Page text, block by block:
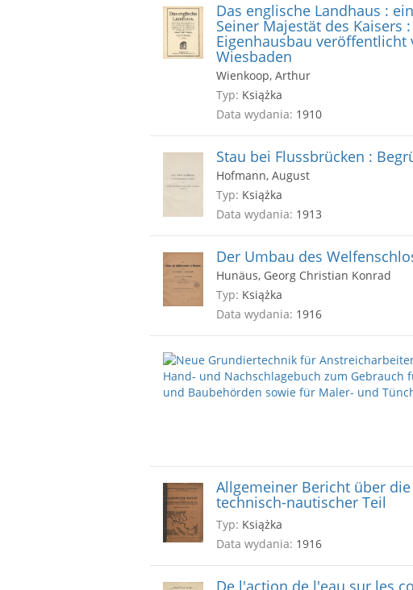
Das englische Landhaus :
Seiner Majestät des
Eigenhausbau
Wiesbaden
Wienkoop, Arthur
Typ: Książka
Data wydania: 1910
Stau bei Flussbrücken :
Hofmann, August
Typ: Książka
Data wydania: 1913
Der Umbau des
Hunäus, Georg Christian Konrad
Typ: Książka
Data wydania: 1916
Allgemeiner Bericht über
technisch-nautischer Teil
Typ: Książka
Data wydania: 1916
De l'action de l'eau sur les